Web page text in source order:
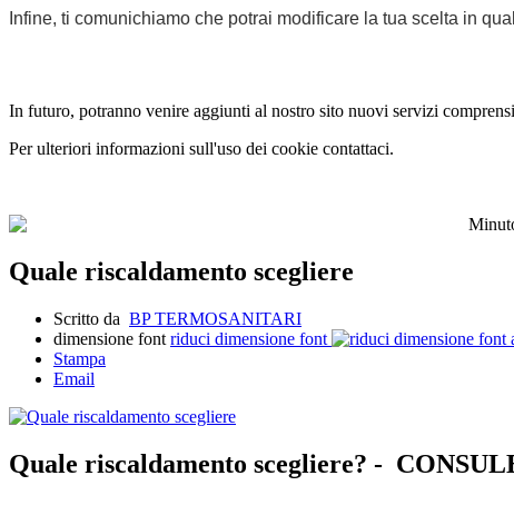
Infine, ti comunichiamo che potrai modificare la tua scelta in
In futuro, potranno venire aggiunti al nostro sito nuovi servizi
Per ulteriori informazioni sull'uso dei cookie contattaci.
Quale riscaldamento scegliere
Scritto da BP TERMOSANITARI
dimensione font riduci dimensione font
Stampa
Email
Quale riscaldamento scegliere? -